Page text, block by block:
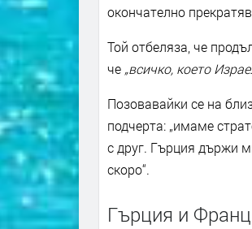
окончателно
Той отбеляза, че
че „всичко, което
Позовавайки се на
подчерта: „имаме
с друг. Гърция държи
скоро“.
Гърция и